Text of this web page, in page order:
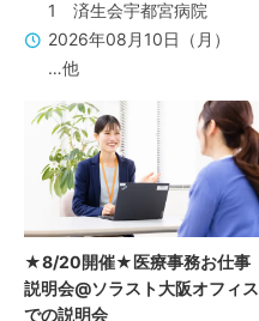
1 済生会宇都宮病院
2026年08月10日（月）
…他
★8/20開催★医療事務お仕事
説明会@ソラスト大阪オフィス
での説明会